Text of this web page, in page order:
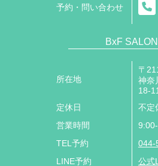
予約・問い合わせ
BxF
所在地
〒
神奈
18-
定休日
不定
営業時間
TEL予約
044-
LINE予約
公式